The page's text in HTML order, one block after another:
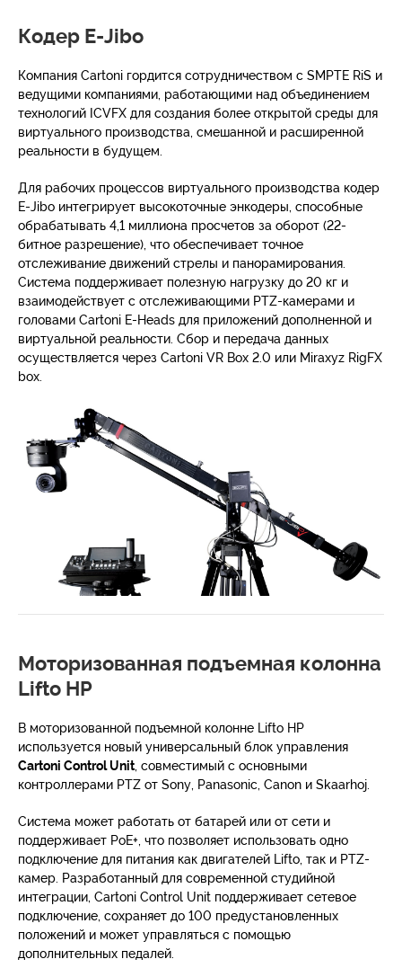
Кодер E-Jibo
Компания Cartoni гордится сотрудничеством с SMPTE RiS и
ведущими компаниями, работающими над объединением
технологий ICVFX для создания более открытой среды для
виртуального производства, смешанной и расширенной
реальности в будущем.
Для рабочих процессов виртуального производства кодер
E-Jibo интегрирует высокоточные энкодеры, способные
обрабатывать 4,1 миллиона просчетов за оборот (22-
битное разрешение), что обеспечивает точное
отслеживание движений стрелы и панорамирования.
Система поддерживает полезную нагрузку до 20 кг и
взаимодействует с отслеживающими PTZ-камерами и
головами Cartoni E-Heads для приложений дополненной и
виртуальной реальности. Сбор и передача данных
осуществляется через Cartoni VR Box 2.0 или Miraxyz RigFX
box.
Моторизованная подъемная колонна
Lifto HP
В моторизованной подъемной колонне Lifto HP
используется новый универсальный блок управления
Cartoni Control Unit, совместимый с основными
контроллерами PTZ от Sony, Panasonic, Canon и Skaarhoj.
Система может работать от батарей или от сети и
поддерживает PoE+, что позволяет использовать одно
подключение для питания как двигателей Lifto, так и PTZ-
камер. Разработанный для современной студийной
интеграции, Cartoni Control Unit поддерживает сетевое
подключение, сохраняет до 100 предустановленных
положений и может управляться с помощью
дополнительных педалей.